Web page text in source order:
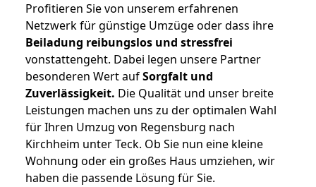
Profitieren Sie von unserem erfahrenen
Netzwerk für günstige Umzüge oder dass ihre
Beiladung reibungslos und stressfrei
vonstattengeht. Dabei legen unsere Partner
besonderen Wert aufSorgfalt und
Zuverlässigkeit. Die Qualität und unser breite
Leistungen machen uns zu der optimalen Wahl
für Ihren Umzug von Regensburg nach
Kirchheim unter Teck. Ob Sie nun eine kleine
Wohnung oder ein großes Haus umziehen, wir
haben die passende Lösung für Sie.